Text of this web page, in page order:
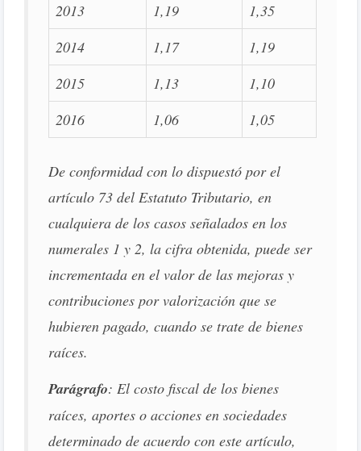
2013
1,19
1,35
2014
1,17
1,19
2015
1,13
1,10
2016
1,06 1,05
De conformidad con lo dispuestó por el
artículo 73 del Estatuto Tributario, en
cualquiera de los casos señalados en los
numerales 1 y 2, la cifra obtenida, puede ser
incrementada en el valor de las mejoras y
contribuciones por valorización que se
hubieren pagado, cuando se trate de bienes
raíces.
Parágrafo: El costo fiscal de los bienes
raíces, aportes o acciones en sociedades
determinado de acuerdo con este artículo,